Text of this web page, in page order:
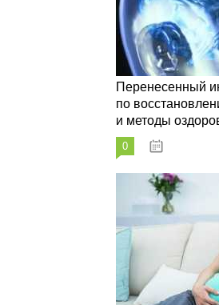
Перенесенный
по
и методы
0